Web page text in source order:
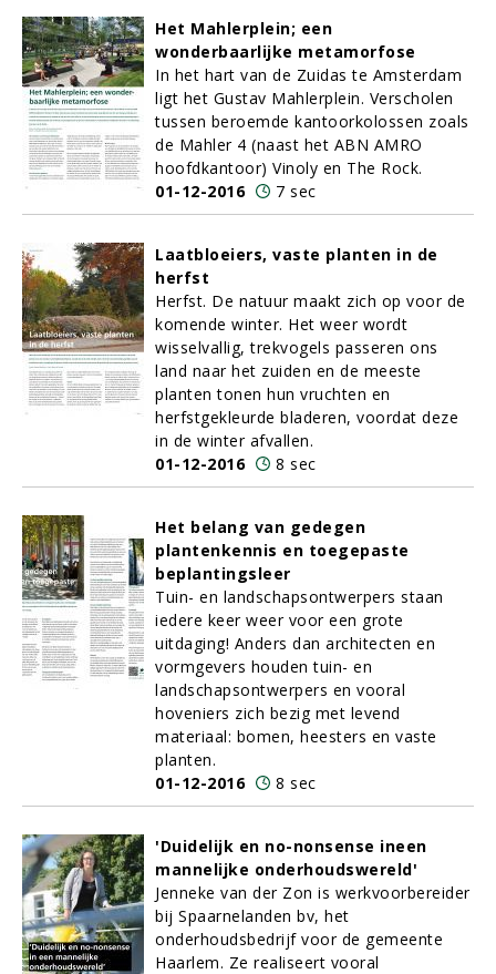
Het Mahlerplein; een
wonderbaarlijke metamorfose
In het hart van de Zuidas te Amsterdam
ligt het Gustav Mahlerplein. Verscholen
tussen beroemde kantoorkolossen zoals
de Mahler 4 (naast het ABN AMRO
hoofdkantoor) Vinoly en The Rock.
01-12-2016
7 sec
Laatbloeiers, vaste planten in de
herfst
Herfst. De natuur maakt zich op voor de
komende winter. Het weer wordt
wisselvallig, trekvogels passeren ons
land naar het zuiden en de meeste
planten tonen hun vruchten en
herfstgekleurde bladeren, voordat deze
in de winter afvallen.
01-12-2016
8 sec
Het belang van gedegen
plantenkennis en toegepaste
beplantingsleer
Tuin- en landschapsontwerpers staan
iedere keer weer voor een grote
uitdaging! Anders dan architecten en
vormgevers houden tuin- en
landschapsontwerpers en vooral
hoveniers zich bezig met levend
materiaal: bomen, heesters en vaste
planten.
01-12-2016
8 sec
'Duidelijk en no-nonsense ineen
mannelijke onderhoudswereld'
Jenneke van der Zon is werkvoorbereider
bij Spaarnelanden bv, het
onderhoudsbedrijf voor de gemeente
Haarlem. Ze realiseert vooral